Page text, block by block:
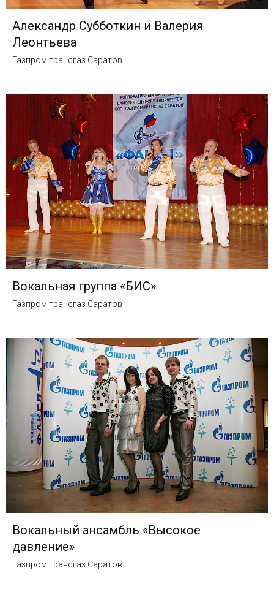
Александр Субботкин и Валерия
Леонтьева
Газпром трансгаз Саратов
Вокальная группа «БИС»
Газпром трансгаз Саратов
Вокальный ансамбль «Высокое
давление»
Газпром трансгаз Саратов